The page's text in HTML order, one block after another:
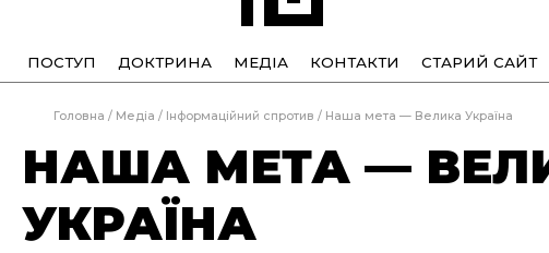
ПОСТУП ДОКТРИНА МЕДІА КОНТАКТИ СТАРИЙ САЙТ
Головна / Медіа / Інформаційний спротив / Наша мета — Велика Україна
НАША МЕТА —
УКРАЇНА